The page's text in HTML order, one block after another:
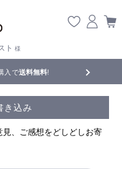
ト 様
入で送料無料! 【重要】
き込み
、ご感想をどしどしお寄